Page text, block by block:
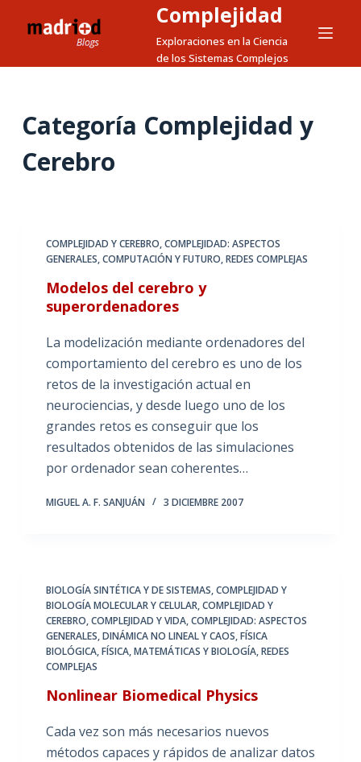
Complejidad
Exploraciones en la Ciencia
de los Sistemas Complejos
Categoría Complejidad y
Cerebro
COMPLEJIDAD Y CEREBRO,COMPLEJIDAD: ASPECTOS
GENERALES,COMPUTACIÓN Y FUTURO,REDES COMPLEJAS
Modelos del cerebro y
superordenadores
La modelización mediante ordenadores del
comportamiento del cerebro es uno de los
retos de la investigación actual en
neurociencias, y desde luego uno de los
grandes retos es conseguir que los
resultados obtenidos de las simulaciones
por ordenador sean coherentes…
MIGUEL A. F. SANJUÁN 3 DICIEMBRE 2007
BIOLOGÍA SINTÉTICA Y DE SISTEMAS,COMPLEJIDAD Y
BIOLOGÍA MOLECULAR Y CELULAR,COMPLEJIDAD Y
CEREBRO,COMPLEJIDAD Y VIDA,COMPLEJIDAD: ASPECTOS
GENERALES,DINÁMICA NO LINEAL Y CAOS,FÍSICA
BIOLÓGICA,FÍSICA, MATEMÁTICAS Y BIOLOGÍA,REDES
COMPLEJAS
Nonlinear Biomedical Physics
Cada vez son más necesarios nuevos
métodos capaces y rápidos de analizar datos